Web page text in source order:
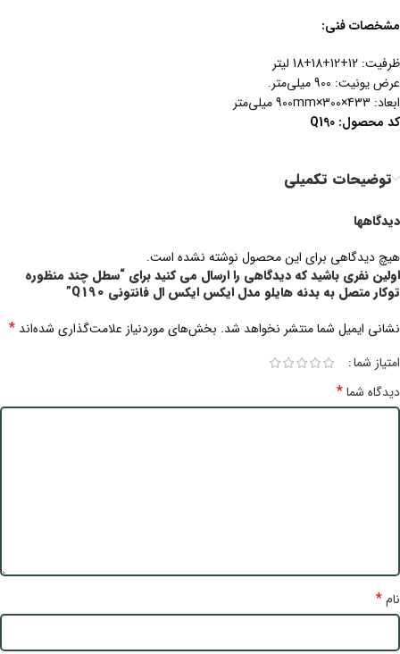
مشخصات فنی:
ظرفیت: 12+12+18+18 لیتر
عرض یونیت: 900 میلی‌متر.
ابعاد: 433×300×900mm میلی‌متر
کد محصول: Q190
توضیحات تکمیلی
دیدگاهها
هیچ دیدگاهی برای این محصول نوشته نشده است.
اولین نفری باشید که دیدگاهی را ارسال می کنید برای “سطل چند منظوره
توکار متصل به بدنه هایلو مدل ایکس ایکس ال فانتونی Q190”
نشانی ایمیل شما منتشر نخواهد شد. بخش‌های موردنیاز علامت‌گذاری شده‌اند *
امتیاز شما
دیدگاه شما*
نام*